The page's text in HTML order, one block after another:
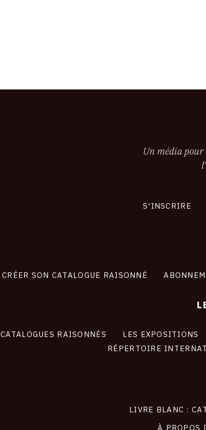
Un média pour
S'INSCRIRE
CRÉER SON CATALOGUE RAISONNÉ
CATALOGUES RAISONNÉS LES EXPOSITIONS
RÉPERTOIRE
LIVRE BLANC :
À PROPOS